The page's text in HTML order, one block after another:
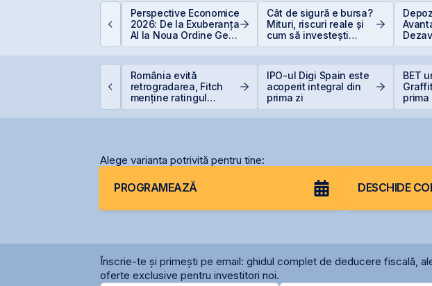
Perspective Economice
2026: De la Exuberanța
AI la Noua Ordine Geo-
Economică
Cât de sigură e bursa?
Mituri, riscuri reale și
cum să investești
inteligent
România evită
retrogradarea, Fitch
menține ratingul
IPO-ul Digi Spain este
acoperit integral din
prima zi
BET
Alege varianta potrivită pentru tine:
PROGRAMEAZĂ DESCHIDE
Înscrie-te și primești pe email: ghidul complet de deducere fiscală,
oferte exclusive pentru investitori noi.